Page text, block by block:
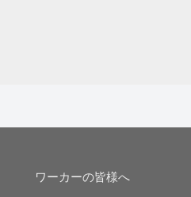
ワーカーの皆様へ